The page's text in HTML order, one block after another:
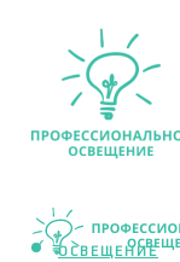
ОСВЕЩЕНИЕ